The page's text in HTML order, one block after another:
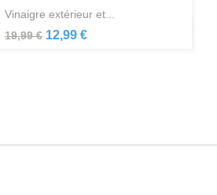
vinaigre extérieur et...
19,99 € 12,99 €
 Aperçu rapide